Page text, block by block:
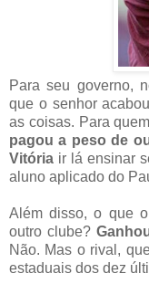
Para seu governo,
que o senhor
as coisas. Para
pagou a peso de
Vitória ir lá ensinar
aluno aplicado do
Além disso, o que
outro clube?
Não. Mas o rival,
estaduais dos dez